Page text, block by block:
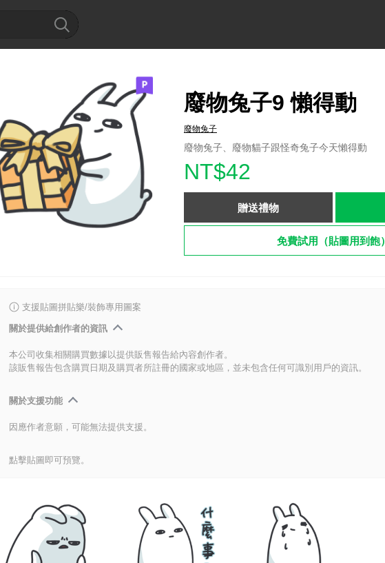
廢物兔子9 懶得動
廢物兔子
廢物兔子、廢物貓子跟怪奇兔子今天懶得動
NT$42
贈送禮物
免費試用（貼圖用到飽）
支援貼圖拼貼樂/裝飾專用圖案
關於提供給創作者的資訊
本公司收集相關購買數據以提供販售報告給內容創作者。
該販售報告包含購買日期及購買者所註冊的國家或地區，並未包含任何可識別用戶的資訊。
關於支援功能
因應作者意願，可能無法提供支援。
點擊貼圖即可預覽。